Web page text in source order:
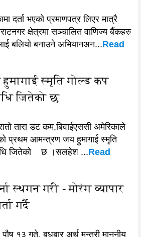
दर्ता भएको प्रमाणपत्र लिएर मात्रै
क्षेत्रमा सञ्चालित वाणिज्य बैंकहरु
बलियो बनाउने अभियानअन...Read
स्मृति गोल्ड कप
जितेको छ
तारा डट कम,बिवाईएससी अमेरिकाले
प्रथम आमन्त्रण जय हुमागाई स्मृति
जितेको छ ।सलहेश ...Read
स्थगन गरी - मोरंग व्यापार
गर्दै
१३ गते, बुधबार अर्थ मन्त्री माननीय